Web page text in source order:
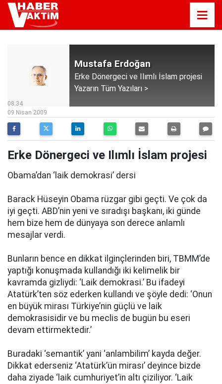
Mustafa Erdoğan
Erke Dönergeci ve Ilımlı İslam projesi
Yazarın Tüm Yazıları >
08:34
09 Nisan 2009
Erke Dönergeci ve Ilımlı İslam projesi
Obama’dan ‘laik demokrasi’ dersi
Barack Hüseyin Obama rüzgar gibi geçti. Ve çok da
iyi geçti. ABD’nin yeni ve sıradışı başkanı, iki günde
hem bize hem de dünyaya son derece anlamlı
mesajlar verdi.
Bunların bence en dikkat ilginçlerinden biri, TBMM’de
yaptığı konuşmada kullandığı iki kelimelik bir
kavramda gizliydi: ‘Laik demokrasi.’ Bu ifadeyi
Atatürk’ten söz ederken kullandı ve şöyle dedi: ‘Onun
en büyük mirası Türkiye’nin güçlü ve laik
demokrasisidir ve bu meclis de bugün bu eseri
devam ettirmektedir.’
Buradaki ‘semantik’ yani ‘anlambilim’ kayda değer.
Dikkat ederseniz ‘Atatürk’ün mirası’ deyince bizde
daha ziyade ‘laik cumhuriyet’in altı çiziliyor. ‘Laik